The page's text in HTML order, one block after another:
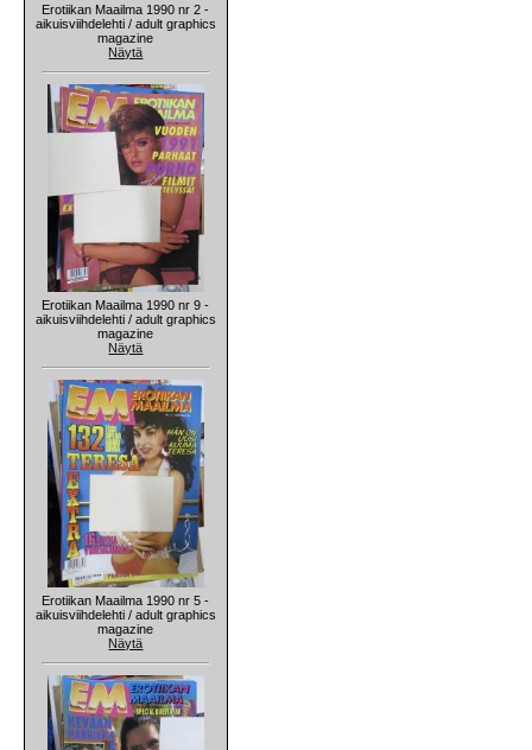
Erotiikan Maailma 1990 nr 2 -
aikuisviihdelehti / adult graphics
magazine
Näytä
Erotiikan Maailma 1990 nr 9 -
aikuisviihdelehti / adult graphics
magazine
Näytä
Erotiikan Maailma 1990 nr 5 -
aikuisviihdelehti / adult graphics
magazine
Näytä